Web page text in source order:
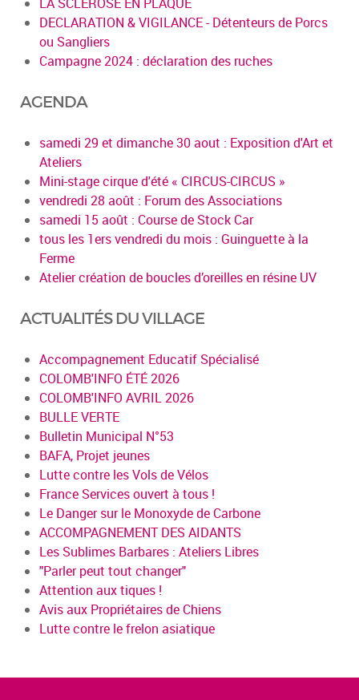
DECLARATION & VIGILANCE - Détenteurs de Porcs
ou Sangliers
Campagne 2024 : déclaration des ruches
AGENDA
samedi 29 et dimanche 30 aout : Exposition d'Art et
Ateliers
Mini-stage cirque d'été « CIRCUS-CIRCUS »
vendredi 28 août : Forum des Associations
samedi 15 août : Course de Stock Car
tous les 1ers vendredi du mois : Guinguette à la
Ferme
Atelier création de boucles d’oreilles en résine UV
ACTUALITÉS DU VILLAGE
Accompagnement Educatif Spécialisé
COLOMB'INFO ÉTÉ 2026
COLOMB'INFO AVRIL 2026
BULLE VERTE
Bulletin Municipal N°53
BAFA, Projet jeunes
Lutte contre les Vols de Vélos
France Services ouvert à tous !
Le Danger sur le Monoxyde de Carbone
ACCOMPAGNEMENT DES AIDANTS
Les Sublimes Barbares : Ateliers Libres
"Parler peut tout changer"
Attention aux tiques !
Avis aux Propriétaires de Chiens
Lutte contre le frelon asiatique